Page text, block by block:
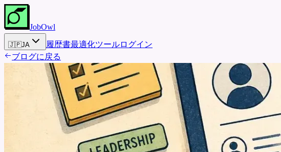
JobOwl
🇯🇵JA 履歴書最適化ツールログイン
ブログに戻る